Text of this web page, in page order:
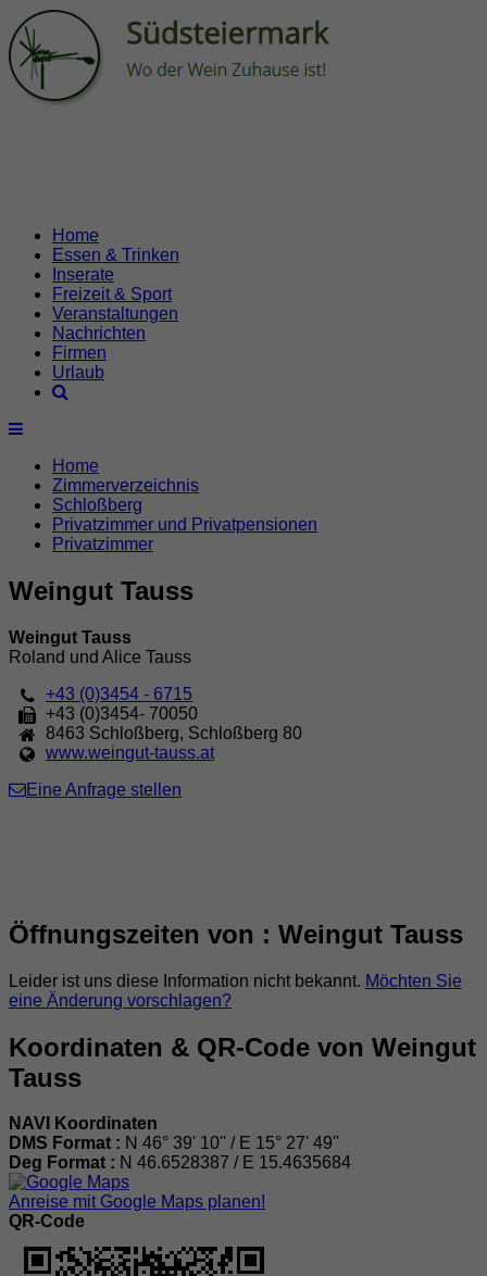
Home
Essen & Trinken
Inserate
Freizeit & Sport
Veranstaltungen
Nachrichten
Firmen
Urlaub
Home
Zimmerverzeichnis
Schloßberg
Privatzimmer und Privatpensionen
Privatzimmer
Weingut Tauss
Weingut Tauss
Roland und Alice Tauss
+43 (0)3454 - 6715
+43 (0)3454- 70050
8463 Schloßberg, Schloßberg 80
www.weingut-tauss.at
Eine Anfrage stellen
Öffnungszeiten von : Weingut Tauss
Leider ist uns diese Information nicht bekannt. Möchten Sie
eine Änderung vorschlagen?
Koordinaten & QR-Code von Weingut
Tauss
NAVI Koordinaten
DMS Format : N 46° 39' 10'' / E 15° 27' 49''
Deg Format : N 46.6528387 / E 15.4635684
Anreise mit Google Maps planen!
QR-Code